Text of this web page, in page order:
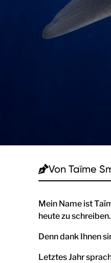
Von Taïme
Mein Name ist
heute zu schreiben.
Denn dank Ihnen
Letztes Jahr